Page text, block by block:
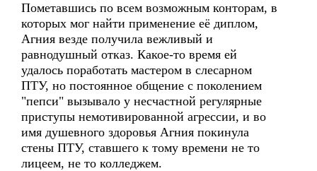
Пометавшись по всем возможным конторам, в
которых мог найти применение её диплом,
Агния везде получила вежливый и
равнодушный отказ. Какое-то время ей
удалось поработать мастером в слесарном
ПТУ, но постоянное общение с поколением
"пепси" вызывало у несчастной регулярные
приступы немотивированной агрессии, и во
имя душевного здоровья Агния покинула
стены ПТУ, ставшего к тому времени не то
лицеем, не то колледжем.